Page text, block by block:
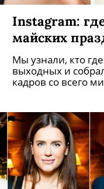
Instagram:
майских
Мы узнали, кто
выходных и
кадров со всего